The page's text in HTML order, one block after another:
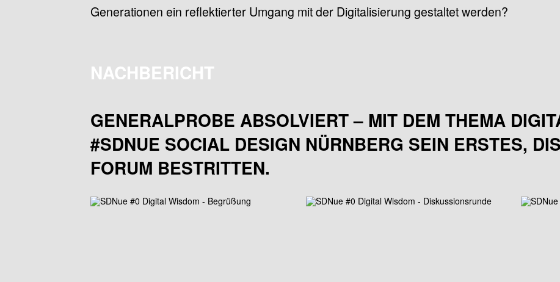
Generationen ein reflektierter Umgang mit der Digitalisierung gestaltet werden?
NACHBERICHT
GENERALPROBE ABSOLVIERT – MIT DEM THEMA
#SDNUE SOCIAL DESIGN NÜRNBERG SEIN ERSTES,
FORUM BESTRITTEN.